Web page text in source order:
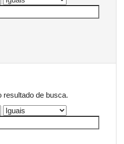
resultado de busca.